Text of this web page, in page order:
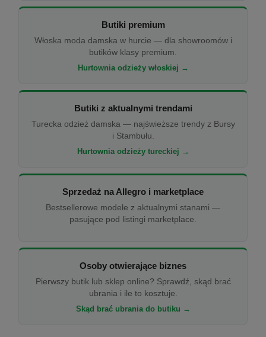
Butiki premium
Włoska moda damska w hurcie — dla showroomów i
butików klasy premium.
Hurtownia odzieży włoskiej →
Butiki z aktualnymi trendami
Turecka odzież damska — najświeższe trendy z Bursy
i Stambułu.
Hurtownia odzieży tureckiej →
Sprzedaż na Allegro i marketplace
Bestsellerowe modele z aktualnymi stanami —
pasujące pod listingi marketplace.
Osoby otwierające biznes
Pierwszy butik lub sklep online? Sprawdź, skąd brać
ubrania i ile to kosztuje.
Skąd brać ubrania do butiku →